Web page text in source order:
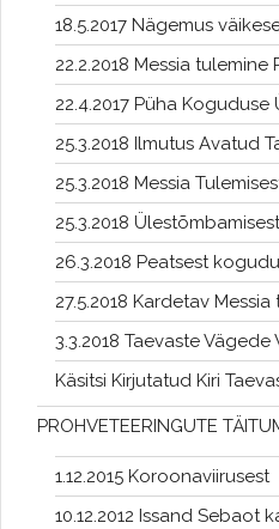
18.5.2017 Nägemus
22.2.2018 Messia tulemine
22.4.2017 Püha
25.3.2018 Ilmutus Avatud
25.3.2018 Messia
25.3.2018
26.3.2018 Peatsest
27.5.2018 Kardetav
3.3.2018 Taevaste Vägede
Käsitsi Kirjutatud Kiri
PROHVETEERINGUTE
1.12.2015 Koroonaviirusest
10.12.2012 Issand Sebaot